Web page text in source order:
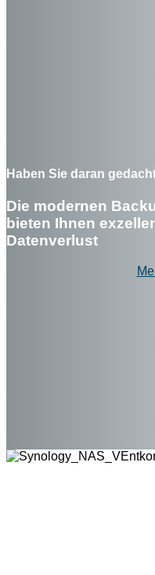
Haben Sie daran
Die modernen
bieten Ihnen
Datenverlust